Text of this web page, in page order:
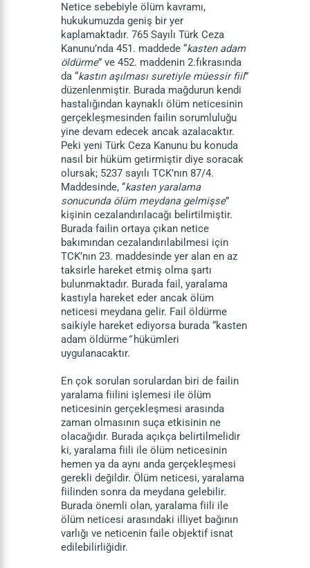
Netice sebebiyle ölüm kavramı,
hukukumuzda geniş bir yer
kaplamaktadır. 765 Sayılı Türk Ceza
Kanunu’nda 451. maddede “kasten adam
öldürme” ve 452. maddenin 2.fıkrasında
da “kastın aşılması suretiyle müessir fiil”
düzenlenmiştir. Burada mağdurun kendi
hastalığından kaynaklı ölüm neticesinin
gerçekleşmesinden failin sorumluluğu
yine devam edecek ancak azalacaktır.
Peki yeni Türk Ceza Kanunu bu konuda
nasıl bir hüküm getirmiştir diye soracak
olursak; 5237 sayılı TCK’nın 87/4.
Maddesinde, “kasten yaralama
sonucunda ölüm meydana gelmişse”
kişinin cezalandırılacağı belirtilmiştir.
Burada failin ortaya çıkan netice
bakımından cezalandırılabilmesi için
TCK’nın 23. maddesinde yer alan en az
taksirle hareket etmiş olma şartı
bulunmaktadır. Burada fail, yaralama
kastıyla hareket eder ancak ölüm
neticesi meydana gelir. Fail öldürme
saikiyle hareket ediyorsa burada “kasten
adam öldürme”hükümleri
uygulanacaktır.
En çok sorulan sorulardan biri de failin
yaralama fiilini işlemesi ile ölüm
neticesinin gerçekleşmesi arasında
zaman olmasının suça etkisinin ne
olacağıdır. Burada açıkça belirtilmelidir
ki, yaralama fiili ile ölüm neticesinin
hemen ya da aynı anda gerçekleşmesi
gerekli değildir. Ölüm neticesi, yaralama
fiilinden sonra da meydana gelebilir.
Burada önemli olan, yaralama fiili ile
ölüm neticesi arasındaki illiyet bağının
varlığı ve neticenin faile objektif isnat
edilebilirliğidir.